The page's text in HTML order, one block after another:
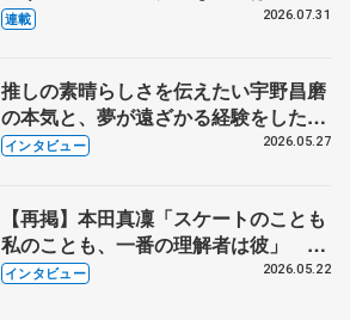
とは 影響あったPIW前キャプテン松
連載 2026.07.31
推しの素晴らしさを伝えたい宇野昌磨
の本気と、夢が遠ざかる経験をした本
田真凜の覚悟
インタビュー 2026.05.27
【再掲】本田真凜「スケートのことも
私のことも、一番の理解者は彼」 引
退時の単独インタビューで語った競技
インタビュー 2026.05.22